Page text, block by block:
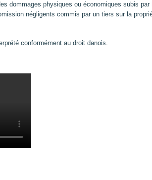
dommages physiques ou économiques subis par
négligents commis par un tiers sur la
conformément au droit danois.